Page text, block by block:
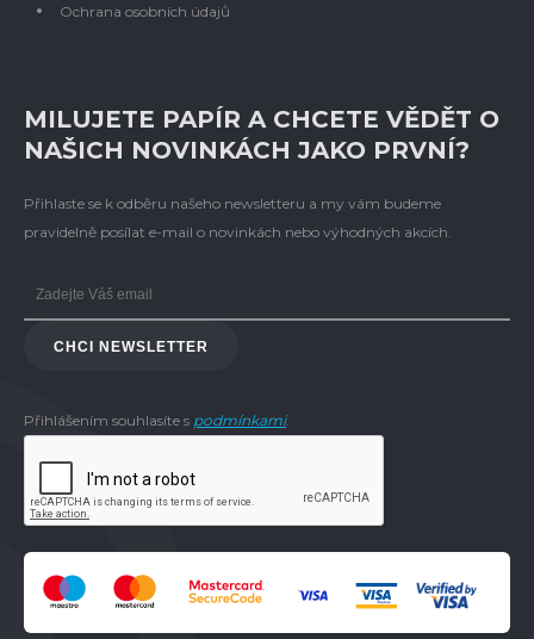
Ochrana osobních údajů
MILUJETE PAPÍR A CHCETE VĚDĚT O
NAŠICH NOVINKÁCH JAKO PRVNÍ?
Přihlaste se k odběru našeho newsletteru a my vám budeme
pravidelně posílat e-mail o novinkách nebo výhodných akcích.
CHCI NEWSLETTER
Přihlášením souhlasíte s podmínkami.